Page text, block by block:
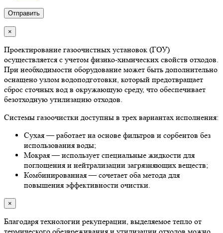
×
Проектирование газоочистных установок (ГОУ)
осуществляется с учетом физико-химических свойств отходов.
При необходимости оборудование может быть дополнительно
оснащено узлом водоподготовки, который предотвращает
сброс сточных вод в окружающую среду, что обеспечивает
безотходную утилизацию отходов.
Системы газоочистки доступны в трех вариантах исполнения:
Сухая — работает на основе фильтров и сорбентов без
использования воды;
Мокрая — использует специальные жидкости для
поглощения и нейтрализации загрязняющих веществ;
Комбинированная — сочетает оба метода для
повышения эффективности очистки.
×
Благодаря технологии рекуперации, выделяемое тепло от
термического обезвреживания и утилизации отходов можно